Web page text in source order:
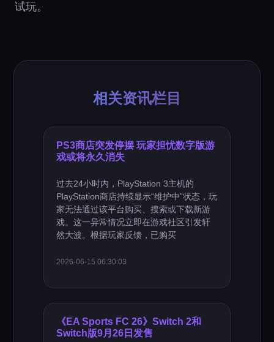
试玩。
相关资讯栏目
PS3商店突发停摆 玩家担忧数字版游
戏或将永久消失
过去24小时内，PlayStation 3主机的
PlayStation商店持续显示“维护中”状态，玩
家无法通过该平台购买、搜索或下载新游
戏。这一异常情况立即在游戏社区引发轩
然大波。根据玩家反馈，已购买
2026-06-15 06:30:03
《EA Sports FC 26》Switch 2和
Switch版9月26日发售